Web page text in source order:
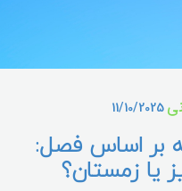
11/10/2025
بر اساس فصل:
یا زمستان؟